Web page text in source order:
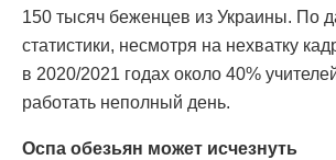
150 тысяч беженцев из Украины. По
статистики, несмотря на нехватку
в 2020/2021 годах около 40%
работать неполный день.
Оспа обезьян может исчезнуть